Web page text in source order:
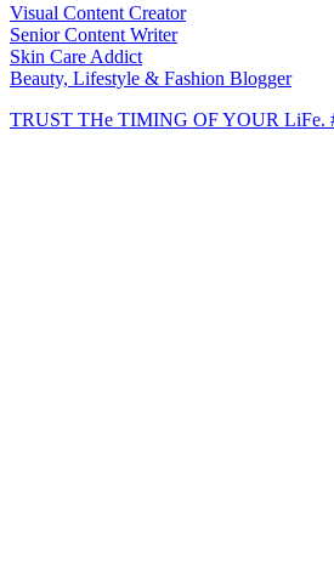
Visual Content Creator
Senior Content Writer
Skin Care Addict
Beauty, Lifestyle & Fashion Blogger
TRUST THe TIMING OF YOUR LiFe.